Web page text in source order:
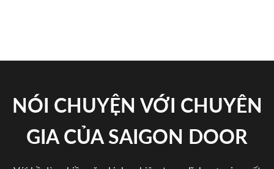
NÓI CHUYỆN VỚI CHUYÊN
GIA CỦA SAIGON DOOR